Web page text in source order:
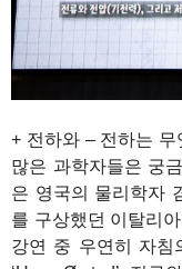
+ 전하와 – 전하는 무
많은 과학자들은 궁
은 영국의 물리학자
를 구상했던 이탈리
강연 중 우연히 자침